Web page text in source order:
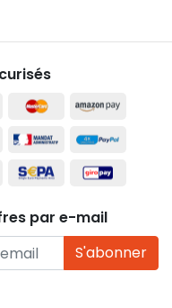
par e-mail
S'abonner